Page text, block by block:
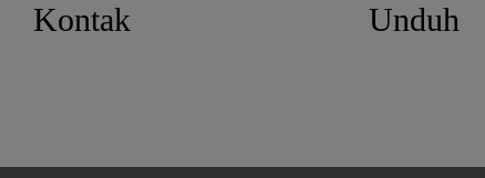
Kontak Unduh